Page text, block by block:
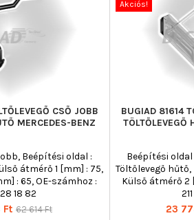
CSŐ JOBB
MERCEDES-BENZ
Beépítési oldal :
átmérő 1 [mm] : 75,
: 65, OE-számhoz :
18 82
Ft Normál
62 614 Ft
Akciós!
BUGIAD 81614
TÖLTŐLEVEGŐ
Beépítési
Töltőlevegő hűtő,
Külső átmérő 2
Ár
23